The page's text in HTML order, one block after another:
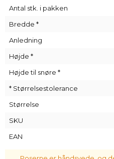
Alle vores tasker er
en smule fra det, der er vist på
Antal stk. i pakken
Bredde *
Anledning
Højde *
Højde til snøre *
* Størrelsestolerance
Størrelse
SKU
EAN